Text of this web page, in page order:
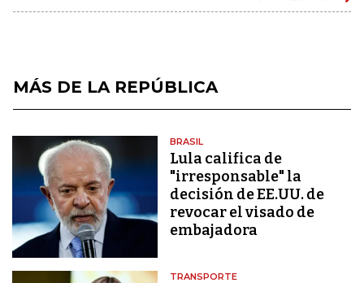
MÁS DE LA REPÚBLICA
BRASIL
Lula califica de
"irresponsable" la
decisión de EE.UU. de
revocar el visado de
embajadora
TRANSPORTE